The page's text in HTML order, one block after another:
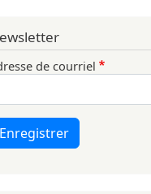
de courriel
Enregistrer